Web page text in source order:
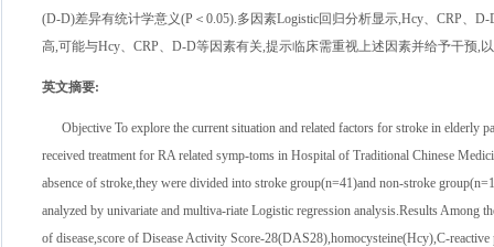
(D-D)差异有统计学意义(P＜0.05).多因素Logistic回归分析显示,Hcy、CRP、
高,可能与Hcy、CRP、D-D等因素有关,提示临床需重视上述因素并给予干预,
英文摘要:
Objective To explore the current situation and related factors for stroke in
received treatment for RA related symp-toms in Hospital of Traditional Chinese
absence of stroke,they were divided into stroke group(n=41)and non-stroke
analyzed by univariate and multiva-riate Logistic regression analysis.Results Among
of disease,score of Disease Activity Score-28(DAS28),homocysteine(Hcy),C-